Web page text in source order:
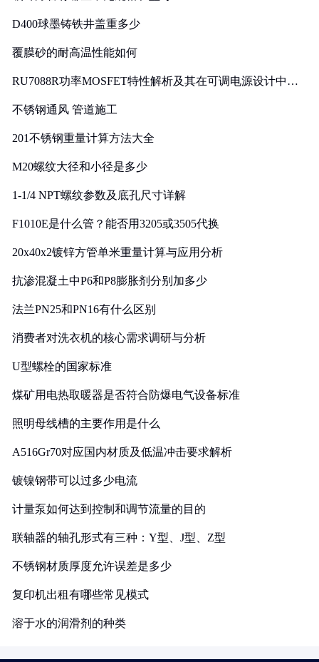
D400球墨铸铁井盖重多少
覆膜砂的耐高温性能如何
RU7088R功率MOSFET特性解析及其在可调电源设计中的
不锈钢通风 管道施工
201不锈钢重量计算方法大全
M20螺纹大径和小径是多少
1-1/4 NPT螺纹参数及底孔尺寸详解
F1010E是什么管？能否用3205或3505代换
20x40x2镀锌方管单米重量计算与应用分析
抗渗混凝土中P6和P8膨胀剂分别加多少
法兰PN25和PN16有什么区别
消费者对洗衣机的核心需求调研与分析
U型螺栓的国家标准
煤矿用电热取暖器是否符合防爆电气设备标准
照明母线槽的主要作用是什么
A516Gr70对应国内材质及低温冲击要求解析
镀镍钢带可以过多少电流
计量泵如何达到控制和调节流量的目的
联轴器的轴孔形式有三种：Y型、J型、Z型
不锈钢材质厚度允许误差是多少
复印机出租有哪些常见模式
溶于水的润滑剂的种类